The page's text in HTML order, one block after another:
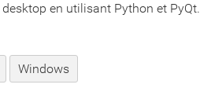
en utilisant Python et PyQt.
Windows